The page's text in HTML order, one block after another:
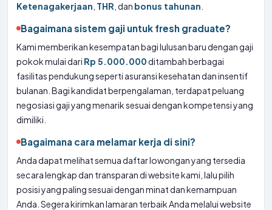
Ketenagakerjaan THR , dan bonus tahunan
Bagaimana sistem gaji untuk fresh graduate?
Kami memberikan kesempatan bagi lulusan baru dengan gaji
pokok mulai dari Rp 5.000.000ditambah berbagai
fasilitas pendukung seperti asuransi kesehatan dan insentif
bulanan. Bagi kandidat berpengalaman, terdapat peluang
negosiasi gaji yang menarik sesuai dengan kompetensi yang
dimiliki.
Bagaimana cara melamar kerja di sini?
Anda dapat melihat semua daftar lowongan yang tersedia
secara lengkap dan transparan di website kami, lalu pilih
posisi yang paling sesuai dengan minat dan kemampuan
Anda. Segera kirimkan lamaran terbaik Anda melalui website